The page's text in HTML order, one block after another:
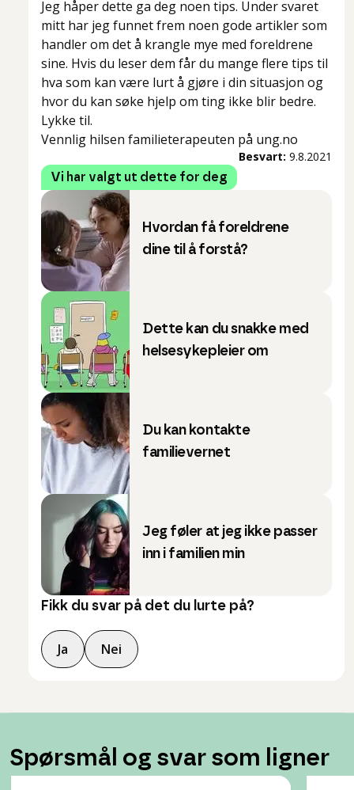
Jeg håper dette ga deg noen tips. Under svaret
mitt har jeg funnet frem noen gode artikler som
handler om det å krangle mye med foreldrene
sine. Hvis du leser dem får du mange flere tips til
hva som kan være lurt å gjøre i din situasjon og
hvor du kan søke hjelp om ting ikke blir bedre.
Lykke til.
Vennlig hilsen familieterapeuten på ung.no
Besvart: 9.8.2021
Vi har valgt ut dette for deg
Hvordan få foreldrene
dine til å forstå?
Dette kan du snakke med
helsesykepleier om
Du kan kontakte
familievernet
Jeg føler at jeg ikke passer
inn i familien min
Fikk du svar på det du lurte på?
Ja Nei
Spørsmål og svar som ligner